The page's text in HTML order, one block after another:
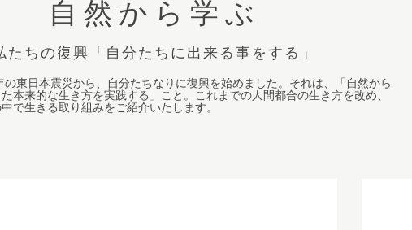
自然から学ぶ
たちの復興「自分たちに出来る事をする」
の東日本震災から、自分たちなりに復興を始めました。それは、「自然から
本来的な生き方を実践する」こと。これまでの人間都合の生き方を改め、
で生きる取り組みをご紹介いたします。